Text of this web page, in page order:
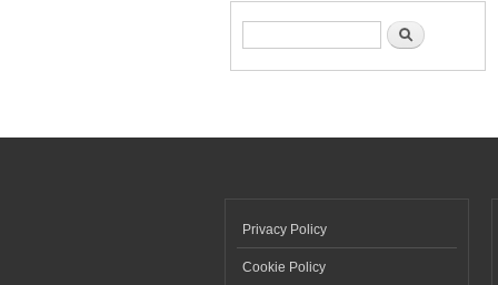
Form di ricerca Cerca
Privacy Policy
Cookie Policy